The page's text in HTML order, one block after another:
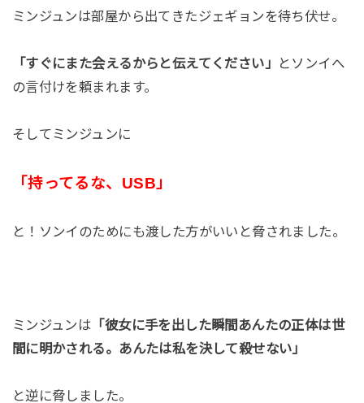
ミンジュンは部屋から出てきたジェギョンを待ち伏せ。
「すぐにまた会えるからと伝えてください」
とソンイへ
の言付けを頼まれます。
そしてミンジュンに
「持ってるな、USB」
と！ソンイのためにも渡した方がいいと脅されました。
ミンジュンは 「彼女に手を出した瞬間あんたの正体は世
間に明かされる。あんたは私を決して殺せない」
と逆に脅しました。